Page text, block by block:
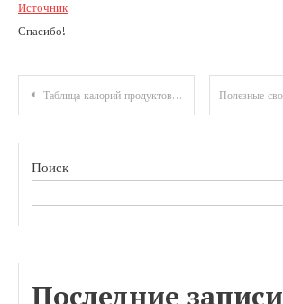
Источник
Спасибо!
Навигация
по
записям
Таблица калорий продуктов питания
Поиск
Последние записи